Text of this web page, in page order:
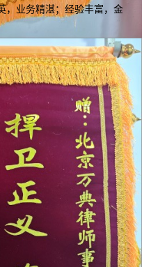
，业务精湛；经验丰富，金